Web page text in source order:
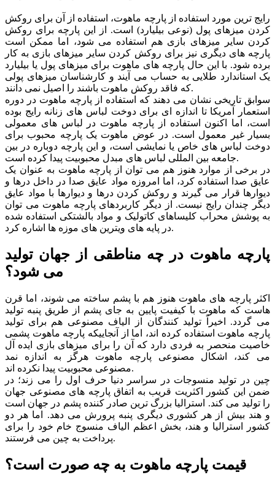
رایج ترین مورد استفاده از پارچه ماهوت، استفاده از آن برای روکش
کردن میزهای پول (نوعی بیلیارد) است. از این پارچه برای روکش
کردن سایر میزهای بازی هم استفاده می شود، اما ممکن است
پارچه های دیگری نیز برای روکش کردن سایر میزهای بازی به کار
برده شود. با این حال پارچه های ماهوت برای میزهای پول یا بیلیارد
یک استاندارد طلایی به حساب می آیند و کارشناسان میزهای پولی
که فاقد روکش ماهوت باشند را اصیل نمی دانند.
سوابق تاریخی نشان می دهند که استفاده از پارچه ماهوت در دوره
استعمار آمریکا تا اندازه ای برای دوخت لباس های زنانه رایج بوده
است، اما اکنون استفاده از پارچه ماهوت در لباس های معمولی
بسیار غیر معمول است. در عوض ماهوت یک پارچه محبوب برای
دوخت لباس های خاص یا نمایشی است، و این پارچه دوباره در بین
جامعه بین المللی لباس های مبدل محبوبیت پیدا کرده است.
در برخی از موارد هنوز هم می توان از پارچه ماهوت به عنوان یک
عایق صدا استفاده کرد، اما امروزه مواد عایق صدا در داخل درها و
دیوارها قرار می گیرند و روکش کردن درها و دیوارها با مواد عایق
دیگر چندان رایج نیست. از دیگر کاربردهای پارچه ماهوت می توان
به پوشش محراب کلیساهای کاتولیک و مواد بالشتکی استفاده شده
در پایه های ویترین های موزه ها اشاره کرد.
پارچه ماهوت در چه مناطقی از جهان تولید
می شود؟
اکثر پارچه های ماهوت هنوز هم با پشم ساخته می شوند، اما قرن
هاست که ماهوت با کیفیت پایین به جای پشم از طریق پنبه تولید
می گردد. اخیراً تولید کنندگان از الیاف مصنوعی هم برای تولید
پارچه ماهوت استفاده کرده اند، اما از آنجاییکه پارچه ماهوت پشمی
خاصیت منحصر به فردی دارد که آن را برای میزهای بازی ایده آل
می کند، اشکال مصنوعی پارچه ماهوت هرگز به اندازه نمد
مصنوعی محبوبیت پیدا نکرده اند.
چین در تولید منسوجات در سراسر دنیا حرف اول را می زند؛ در
ضمن این کشور اکثریت قریب به اتفاق پارچه های مصنوعی جهان
را تولید می کند. استرالیا بزرگ ترین صادر کننده پشم در جهان است
و هند بیش از هر کشوری دیگری پنبه پرورش می دهد. اما هر دو
کشور استرالیا و هند، بخش اعظم الیاف منسوج خام خود را برای
پرداخت به چین می فرستند.
قیمت پارچه ماهوت به چه صورت است؟